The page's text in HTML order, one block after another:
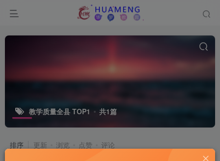
教学质量全县 TOP1 共1篇
排序 更新 浏览 点赞 评论